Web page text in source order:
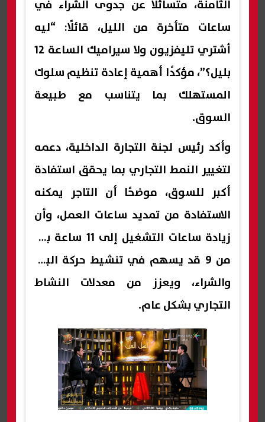
الثامنة، متسائًلا عن جدوى الشراء في
ساعات متأخرة من الليل، قائلًا: “ليه
أشتري تليفزيون ولا سيراميك الساعة 12
بليل؟”، مؤكدًا أهمية إعادة تنظيم سلوك
المستهلك بما يتناسب مع طبيعة
السوق.
وأكد رئيس لجنة التجارة الداخلية، دعمه
لتغيير النمط التجاري بما يحقق استفادة
أكبر للسوق، موضحًا أن التاجر يمكنه
الاستفادة من تمديد ساعات العمل، وأن
زيادة ساعات التشغيل إلى 11 ساعة بدلًا
من 9 قد يسهم في تنشيط حركة البيع
والشراء، ويعزز من معدلات النشاط
التجاري بشكل عام.